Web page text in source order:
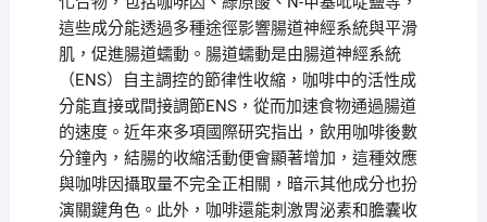
這些成分能透過多種途徑影響腸道神經系統與平滑
肌，促進腸道蠕動。腸道蠕動是由腸道神經系統
（ENS）自主調控的節律性收縮，咖啡中的活性成
分能直接或間接調節ENS，從而加速食物通過腸道
的速度。近年來多項國際研究指出，飲用咖啡後數
分鐘內，結腸的收縮活動便會顯著增加，這種效應
與咖啡因攝取量不完全正相關，暗示其他成分也扮
演關鍵角色。此外，咖啡還能刺激胃泌素和膽囊收